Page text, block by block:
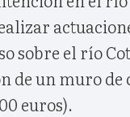
sobre el río
de un muro
euros).